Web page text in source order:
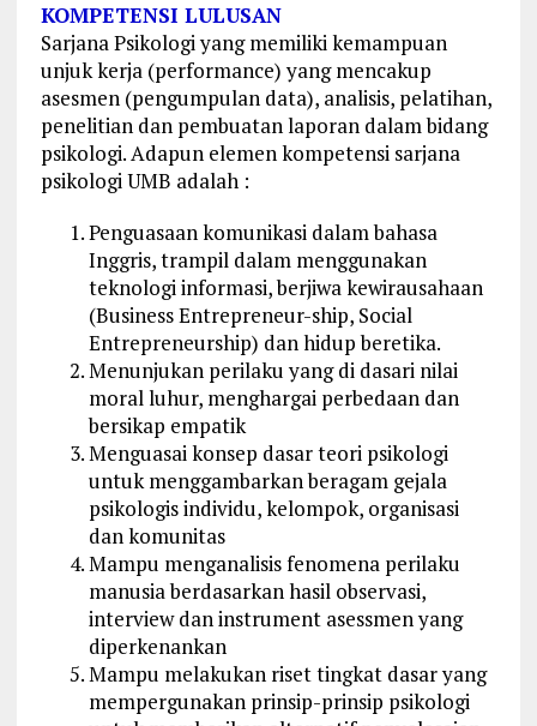
KOMPETENSI LULUSAN
Sarjana Psikologi yang memiliki kemampuan
unjuk kerja (performance) yang mencakup
asesmen (pengumpulan data), analisis, pelatihan,
penelitian dan pembuatan laporan dalam bidang
psikologi. Adapun elemen kompetensi sarjana
psikologi UMB adalah :
Penguasaan komunikasi dalam bahasa
Inggris, trampil dalam menggunakan
teknologi informasi, berjiwa kewirausahaan
(Business Entrepreneur-ship, Social
Entrepreneurship) dan hidup beretika.
Menunjukan perilaku yang di dasari nilai
moral luhur, menghargai perbedaan dan
bersikap empatik
Menguasai konsep dasar teori psikologi
untuk menggambarkan beragam gejala
psikologis individu, kelompok, organisasi
dan komunitas
Mampu menganalisis fenomena perilaku
manusia berdasarkan hasil observasi,
interview dan instrument asessmen yang
diperkenankan
Mampu melakukan riset tingkat dasar yang
mempergunakan prinsip-prinsip psikologi